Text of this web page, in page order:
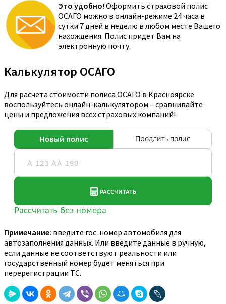
Это удобно! Оформить страховой полис
ОСАГО можно в онлайн-режиме 24 часа в
сутки 7 дней в неделю в любом месте Вашего
нахождения. Полис придет Вам на
электронную почту.
Калькулятор ОСАГО
Для расчета стоимости полиса ОСАГО в Красноярске
воспользуйтесь онлайн-калькулятором – сравнивайте
цены и предложения всех страховых компаний!
Примечание: введите гос. номер автомобиля для
автозаполнения данных. Или введите данные в ручную,
если данные не соответствуют реальности или
государственный номер будет меняться при
перерегистрации ТС.